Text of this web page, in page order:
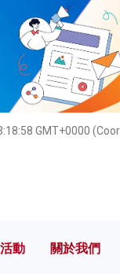
GMT+0000
灼見活動 關於我
動 關於我們